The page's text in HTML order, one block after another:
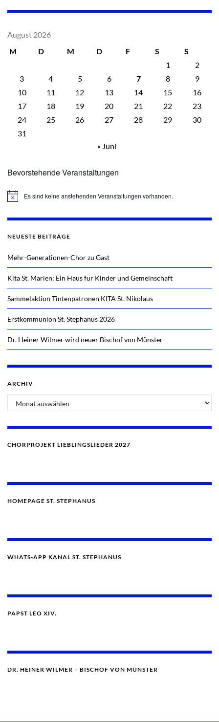
August 2026
M
D M D F S
S
1
2
3
4 5 6 7 8
9
10
11 12 13 14 15
16
17
18 19 20 21 22
23
24
25 26 27 28 29
30
31
« Juni
Bevorstehende Veranstaltungen
HinweisEs sind keine anstehenden Veranstaltungen vorhanden.
NEUESTE BEITRÄGE
Mehr-Generationen-Chor zu Gast
Kita St. Marien: Ein Haus für Kinder und Gemeinschaft
Sammelaktion Tintenpatronen KITA St. Nikolaus
Erstkommunion St. Stephanus 2026
Dr. Heiner Wilmer wird neuer Bischof von Münster
ARCHIV
Archiv
CHORPROJEKT LIEBLINGSLIEDER 2027
HOMEPAGE ST. STEPHANUS
WHATS-APP KANAL ST. STEPHANUS
PAPST LEO XIV.
DR. HEINER WILMER – BISCHOF VON MÜNSTER